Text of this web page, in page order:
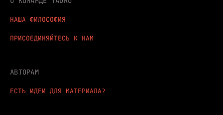
НАША ФИЛОСОФИЯ
ПРИСОЕДИНЯЙТЕСЬ К НАМ
АВТОРАМ
ЕСТЬ ИДЕИ ДЛЯ МАТЕРИАЛА?